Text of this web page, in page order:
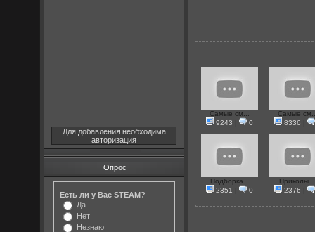
Для добавления необходима
авторизация
Опрос
Есть ли у Вас STEAM?
Да
Нет
Незнаю
Самые см...
9243 | 0
Самые
8336 |
Подборка...
2351 | 0
Приколы
2376 |